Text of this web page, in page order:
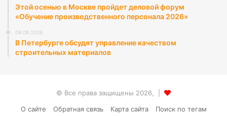
Этой осенью в Москве пройдет деловой форум
«Обучение производственного персонала 2026»
09.08.2026
В Петербурге обсудят управление качеством
строительных материалов
© Все права защищены 2026, |
О сайте
Обратная связь Карта сайта Поиск по тегам